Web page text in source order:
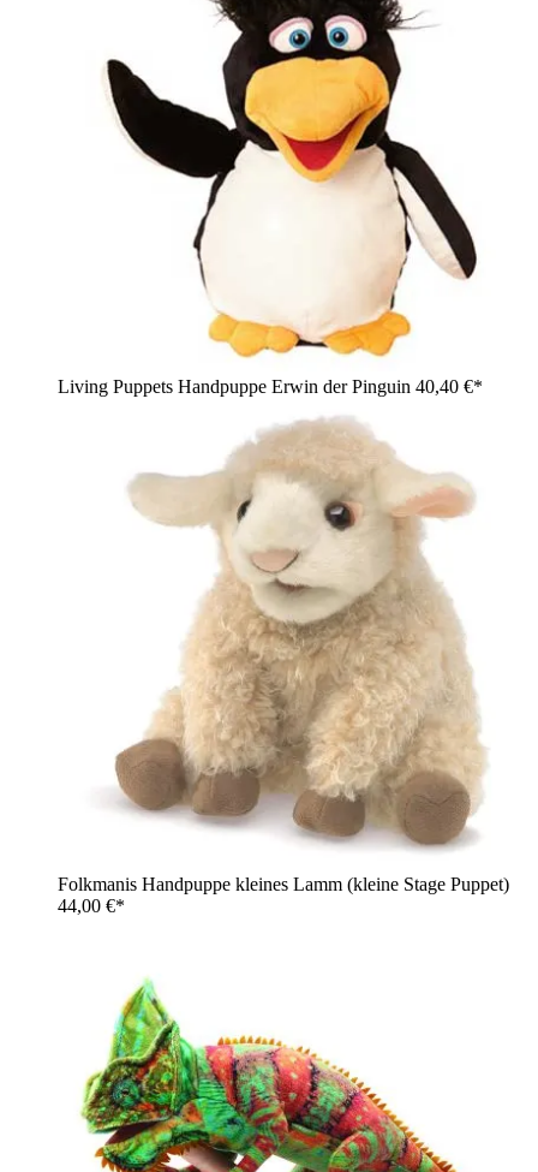
Living Puppets Handpuppe Erwin der Pinguin 40,40 €*
Folkmanis Handpuppe kleines Lamm (kleine Stage Puppet)
44,00 €*